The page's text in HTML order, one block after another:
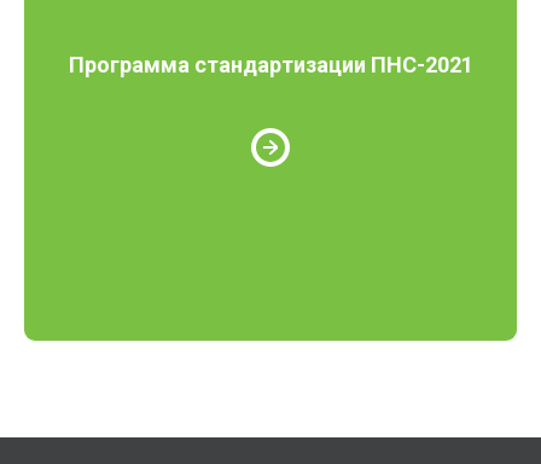
Программа стандартизации ПНС-2021